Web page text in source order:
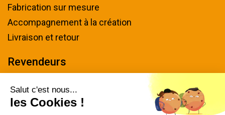
Fabrication sur mesure
Accompagnement à la création
Livraison et retour
Revendeurs
Nous contacter
Salut c'est nous...
les Cookies !